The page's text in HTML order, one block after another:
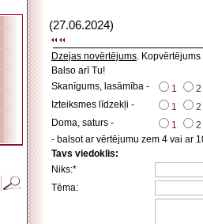
(27.06.2024)
Dzejas novērtējums.
Balso arī Tu!
Skanīgums, lasāmība -
1
2
Izteiksmes līdzekļi -
1
2
Doma, saturs -
1
2
- balsot ar vērtējumu zem 4 vai ar
Tavs viedoklis:
Niks:*
Tēma: